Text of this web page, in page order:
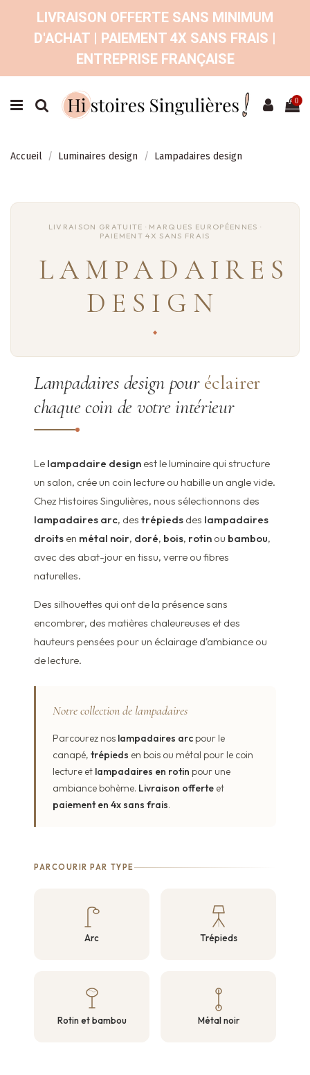
LIVRAISON OFFERTE SANS MINIMUM
D'ACHAT | PAIEMENT 4X SANS FRAIS |
ENTREPRISE FRANÇAISE
0
Accueil Luminaires design Lampadaires design
LAMPADAIRES
DESIGN
Lampadaires design pour éclairer
chaque coin de votre intérieur
Le lampadaire design est le luminaire qui structure
un salon, crée un coin lecture ou habille un angle vide.
Chez Histoires Singulières, nous sélectionnons des
lampadaires arc, des trépieds des lampadaires
droits en métal noir, doré, bois, rotin ou bambou,
avec des abat-jour en tissu, verre ou fibres
naturelles.
Des silhouettes qui ont de la présence sans
encombrer, des matières chaleureuses et des
hauteurs pensées pour un éclairage d'ambiance ou
de lecture.
Notre collection de lampadaires
Parcourez nos lampadaires arcpour le
canapé, trépieds en bois ou métal pour le coin
lecture et lampadaires en rotin pour une
ambiance bohème. Livraison offerte et
paiement en 4x sans frais.
PARCOURIR PAR TYPE
Arc Trépieds
Rotin et bambou Métal noir